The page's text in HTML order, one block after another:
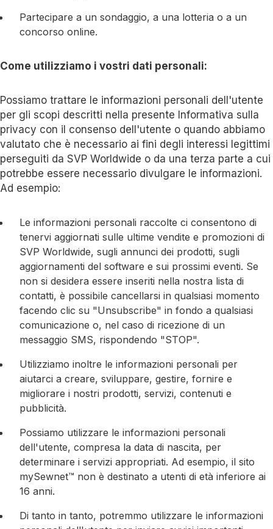
Partecipare a un sondaggio, a una lotteria o a un
concorso online.
Come utilizziamo i vostri dati personali:
Possiamo trattare le informazioni personali dell'utente
per gli scopi descritti nella presente Informativa sulla
privacy con il consenso dell'utente o quando abbiamo
valutato che è necessario ai fini degli interessi legittimi
perseguiti da SVP Worldwide o da una terza parte a cui
potrebbe essere necessario divulgare le informazioni.
Ad esempio:
Le informazioni personali raccolte ci consentono di
tenervi aggiornati sulle ultime vendite e promozioni di
SVP Worldwide, sugli annunci dei prodotti, sugli
aggiornamenti del software e sui prossimi eventi. Se
non si desidera essere inseriti nella nostra lista di
contatti, è possibile cancellarsi in qualsiasi momento
facendo clic su "Unsubscribe" in fondo a qualsiasi
comunicazione o, nel caso di ricezione di un
messaggio SMS, rispondendo "STOP".
Utilizziamo inoltre le informazioni personali per
aiutarci a creare, sviluppare, gestire, fornire e
migliorare i nostri prodotti, servizi, contenuti e
pubblicità.
Possiamo utilizzare le informazioni personali
dell'utente, compresa la data di nascita, per
determinare i servizi appropriati. Ad esempio, il sito
mySewnet™ non è destinato a utenti di età inferiore ai
16 anni.
Di tanto in tanto, potremmo utilizzare le informazioni